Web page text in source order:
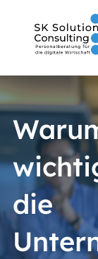
die